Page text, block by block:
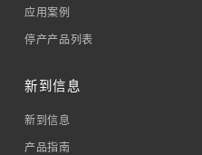
应用案例
停产产品列表
新到信息
新到信息
产品指南